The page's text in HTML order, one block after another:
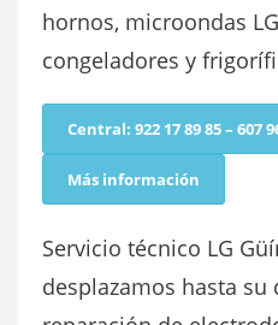
hornos, microondas
congeladores y
Central: 922 17 89 85 – 607
Más información
Servicio técnico LG
desplazamos hasta